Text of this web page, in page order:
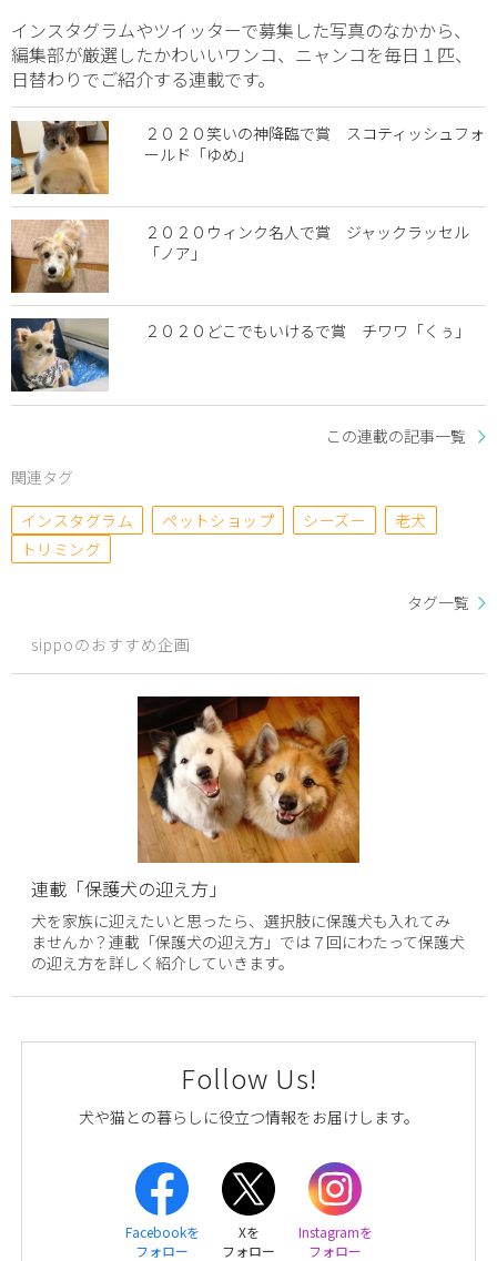
インスタグラムやツイッターで募集した写真のなかから、
編集部が厳選したかわいいワンコ、ニャンコを毎日１匹、
日替わりでご紹介する連載です。
２０２０笑いの神降臨で賞 スコティッシュフォ
ールド「ゆめ」
２０２０ウィンク名人で賞 ジャックラッセル
「ノア」
２０２０どこでもいけるで賞 チワワ「くぅ」
この連載の記事一覧
関連タグ
インスタグラム
ペットショップ シーズー
老犬
トリミング
タグ一覧
sippoのおすすめ企画
連載「保護犬の迎え方」
犬を家族に迎えたいと思ったら、選択肢に保護犬も入れてみ
ませんか？連載「保護犬の迎え方」では７回にわたって保護犬
の迎え方を詳しく紹介していきます。
Follow Us!
犬や猫との暮らしに役立つ情報をお届けします。
Facebookを
フォロー
Xを
フォロー
Instagramを
フォロー